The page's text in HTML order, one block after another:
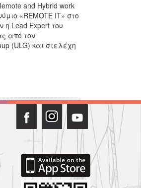
and Hybrid work
«REMOTE IT» στο
Lead Expert του
από τον
(ULG) και στελέχη